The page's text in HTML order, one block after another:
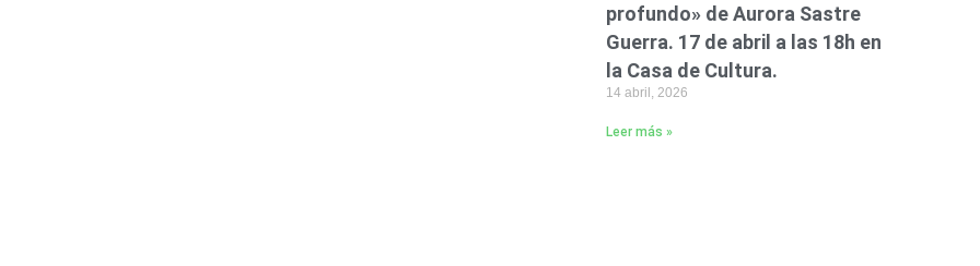
profundo» de Aurora Sastre
Guerra. 17 de abril a las 18h en
la Casa de Cultura.
14 abril, 2026
Leer más »